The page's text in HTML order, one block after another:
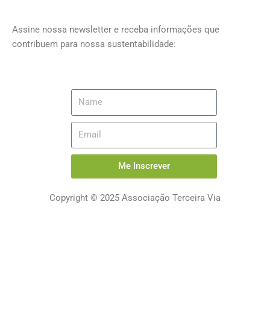
Assine nossa newsletter e receba informações que
contribuem para nossa sustentabilidade:
Me Inscrever
Copyright © 2025 Associação Terceira Via